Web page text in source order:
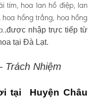
tím, hoa lan hồ điệp, lan
hồng trắng, hoa hồng
.được nhập trực tiếp từ
tại Đà Lạt.
Trách Nhiệm
tại Huyện Châu